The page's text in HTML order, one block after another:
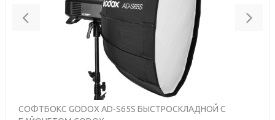
Previous
СОФТБОКС GODOX AD-S65S БЫСТРОСКЛАДНОЙ С